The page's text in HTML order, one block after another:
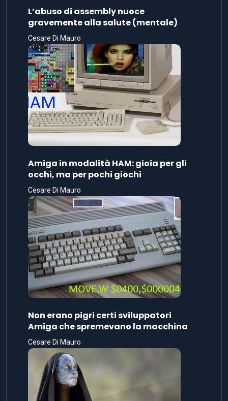
L’abuso di assembly nuoce
gravemente alla salute (mentale)
Cesare Di Mauro
Amiga in modalità HAM: gioia per gli
occhi, ma per pochi giochi
Cesare Di Mauro
Non erano pigri certi sviluppatori
Amiga che spremevano la macchina
Cesare Di Mauro